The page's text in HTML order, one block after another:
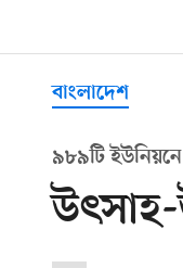
বাংলাদেশ
৯৮৯টি
উৎসাহ-